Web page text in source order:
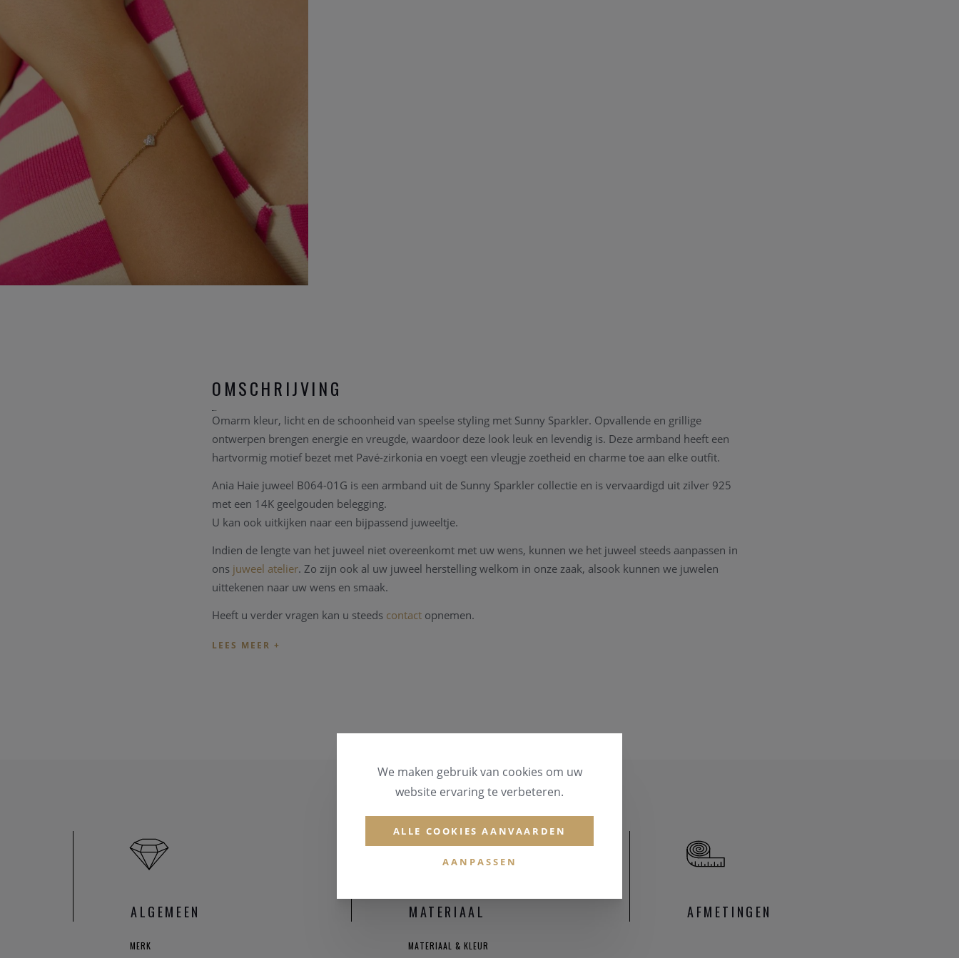
OMSCHRIJVING
Omarm kleur, licht en de schoonheid van speelse styling met Sunny Sparkler. Opvallende en grillige
ontwerpen brengen energie en vreugde, waardoor deze look leuk en levendig is. Deze armband heeft een
hartvormig motief bezet met Pavé-zirkonia en voegt een vleugje zoetheid en charme toe aan elke outfit.
Ania Haie juweel B064-01G is een armband uit de Sunny Sparkler collectie en is vervaardigd uit zilver 925
met een 14K geelgouden belegging.
U kan ook uitkijken naar een bijpassend juweeltje.
Indien de lengte van het juweel niet overeenkomt met uw wens, kunnen we het juweel steeds aanpassen in
ons juweel atelier. Zo zijn ook al uw juweel herstelling welkom in onze zaak, alsook kunnen we juwelen
uittekenen naar uw wens en smaak.
Heeft u verder vragen kan u steeds contact opnemen.
ALGEMEEN
MERK
MATERIAAL
MATERIAAL & KLEUR
AFMETINGEN
We maken gebruik van cookies om uw
website ervaring te verbeteren.
ALLE COOKIES AANVAARDEN
AANPASSEN